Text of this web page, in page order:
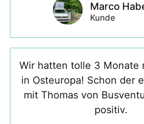
Marco
Kunde
Wir hatten tolle 3 Monate
in Osteuropa! Schon der
mit Thomas von
positiv.